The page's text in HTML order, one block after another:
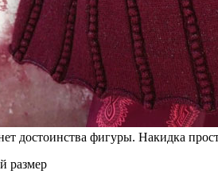
достоинства фигуры. Накидка
размер